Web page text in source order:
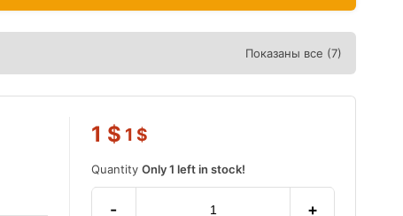
Показаны все (7)
1 $ 1 $
QuantityOnly 1 left in stock!
- +